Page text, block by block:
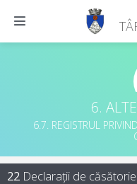
6.
6.7. REGISTRUL
22 Declarații de căsătorie